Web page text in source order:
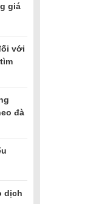
giá
với
đà
dịch